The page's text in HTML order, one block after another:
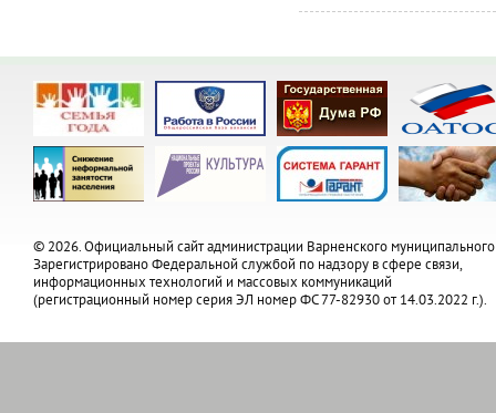
© 2026. Официальный сайт администрации Варненского муниципального
Зарегистрировано Федеральной службой по надзору в сфере связи,
информационных технологий и массовых коммуникаций
(регистрационный номер серия ЭЛ номер ФС 77-82930 от 14.03.2022 г.).